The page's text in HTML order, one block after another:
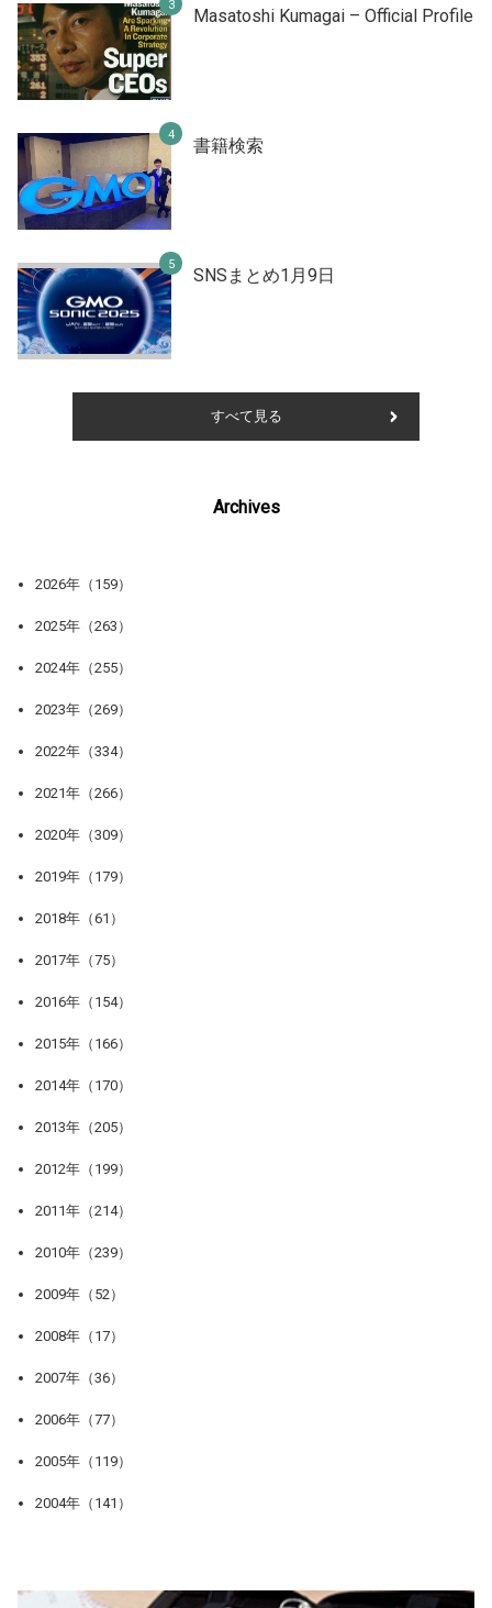
Masatoshi Kumagai – Official Profile
書籍検索
SNSまとめ1月9日
すべて見る
Archives
2026年（159）
2025年（263）
2024年（255）
2023年（269）
2022年（334）
2021年（266）
2020年（309）
2019年（179）
2018年（61）
2017年（75）
2016年（154）
2015年（166）
2014年（170）
2013年（205）
2012年（199）
2011年（214）
2010年（239）
2009年（52）
2008年（17）
2007年（36）
2006年（77）
2005年（119）
2004年（141）